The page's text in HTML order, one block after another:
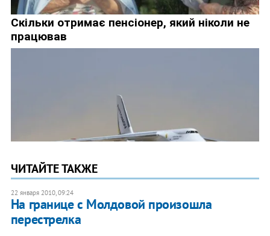
ЧИТАЙТЕ ТАКЖЕ
22 января 2010, 09:24
На границе с Молдовой произошла
перестрелка